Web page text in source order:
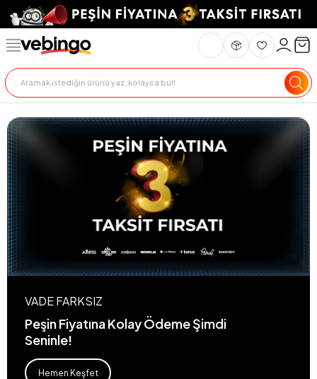
VADE FARKSIZ
Peşin Fiyatına Kolay Ödeme Şimdi
Seninle!
Hemen Keşfet